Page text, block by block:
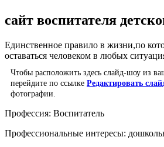
сайт воспитателя
Единственное правило в жизни,по
оставаться человеком в любых
Чтобы расположить здесь слайд-шоу из
перейдите по ссылке Редактировать
фотографии.
Профессия: Воспитатель
Профессиональные интересы: